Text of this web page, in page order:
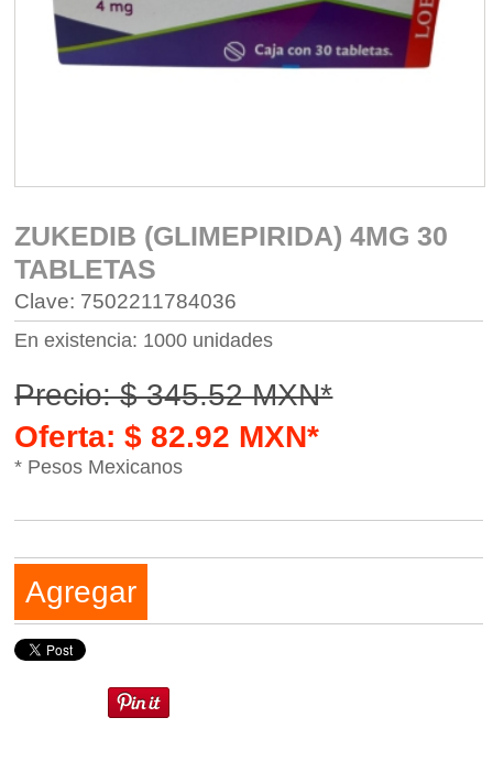
ZUKEDIB (GLIMEPIRIDA) 4MG 30
TABLETAS
Clave: 7502211784036
En existencia: 1000 unidades
Precio: $ 345.52 MXN*
Oferta: $ 82.92 MXN*
* Pesos Mexicanos
Agregar